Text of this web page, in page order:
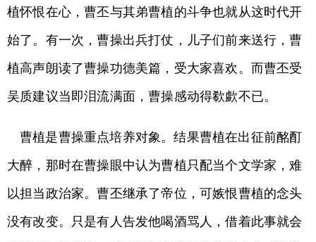
植怀恨在心，曹丕与其弟曹植的斗争也就从这时代开
始了。有一次，曹操出兵打仗，儿子们前来送行，曹
植高声朗读了曹操功德美篇，受大家喜欢。而曹丕受
吴质建议当即泪流满面，曹操感动得欷歔不已。
曹植是曹操重点培养对象。结果曹植在出征前酩酊
大醉，那时在曹操眼中认为曹植只配当个文学家，难
以担当政治家。曹丕继承了帝位，可嫉恨曹植的念头
没有改变。只是有人告发他喝酒骂人，借着此事就会